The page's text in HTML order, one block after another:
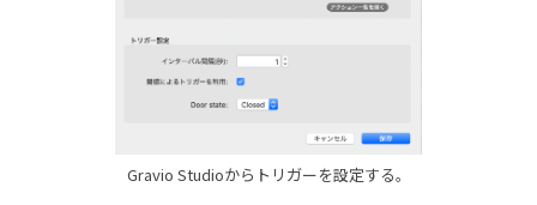
Gravio Studioからトリガーを設定する。